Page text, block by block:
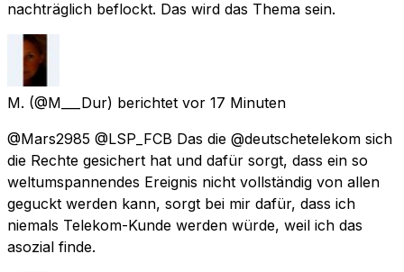
nachträglich beflockt. Das wird das Thema sein.
M. (@M___Dur) berichtet vor 17 Minuten
@Mars2985 @LSP_FCB Das die @deutschetelekom sich
die Rechte gesichert hat und dafür sorgt, dass ein so
weltumspannendes Ereignis nicht vollständig von allen
geguckt werden kann, sorgt bei mir dafür, dass ich
niemals Telekom-Kunde werden würde, weil ich das
asozial finde.